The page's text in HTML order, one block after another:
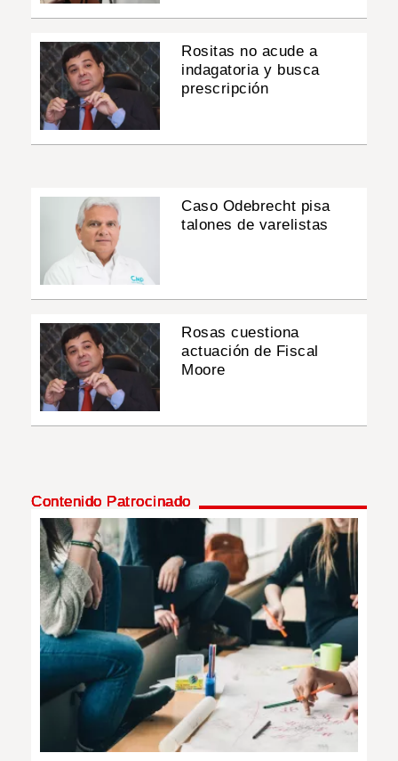
Rositas no acude a
indagatoria y busca
prescripción
Caso Odebrecht pisa
talones de varelistas
Rosas cuestiona
actuación de Fiscal
Moore
Contenido Patrocinado